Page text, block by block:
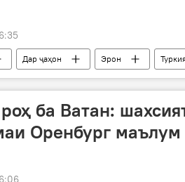
Дар ҷаҳон Эрон
Аврупо Муҳоҷират
ба Ватан:
Оренбург